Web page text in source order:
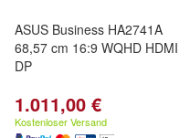
ASUS Business HA2741A
68,57 cm 16:9 WQHD HDMI
DP
1.011,00 €
Kostenloser Versand